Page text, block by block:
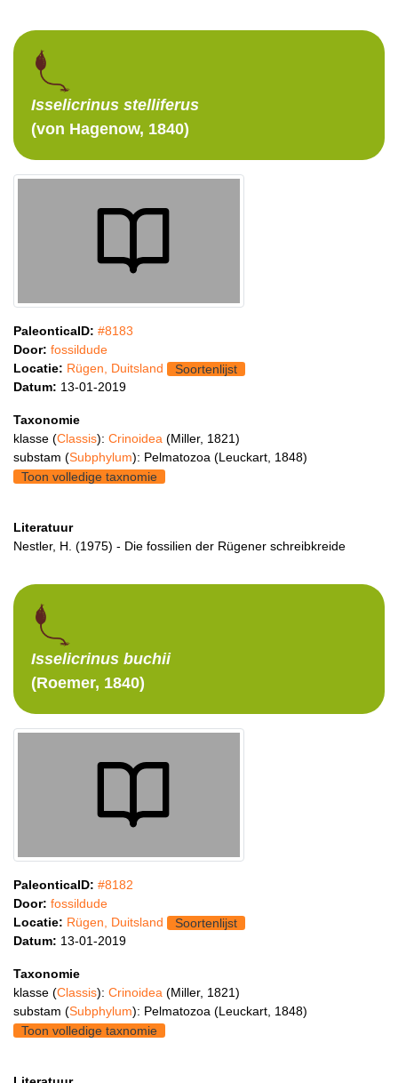
Isselicrinus stelliferus
(von Hagenow, 1840)
PaleonticaID: #8183
Door: fossildude
Locatie: Rügen, Duitsland
Soortenlijst
Datum: 13-01-2019
Taxonomie
klasse (Classis): Crinoidea (Miller, 1821)
substam (Subphylum): Pelmatozoa (Leuckart, 1848)
Toon volledige taxnomie
Literatuur
Nestler, H. (1975) - Die fossilien der Rügener schreibkreide
Isselicrinus buchii
(Roemer, 1840)
PaleonticaID: #8182
Door: fossildude
Locatie: Rügen, Duitsland
Soortenlijst
Datum: 13-01-2019
Taxonomie
klasse (Classis): Crinoidea (Miller, 1821)
substam (Subphylum): Pelmatozoa (Leuckart, 1848)
Toon volledige taxnomie